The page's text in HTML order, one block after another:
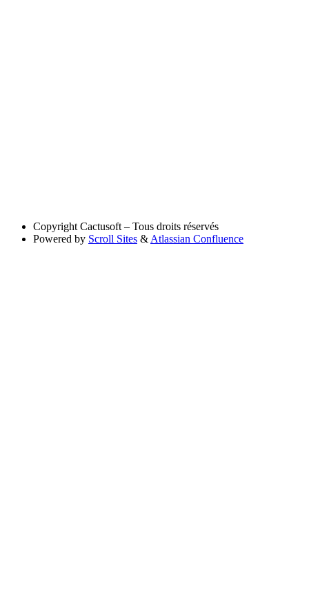
Copyright Cactusoft – Tous droits réservés
Powered by Scroll Sites & Atlassian Confluence